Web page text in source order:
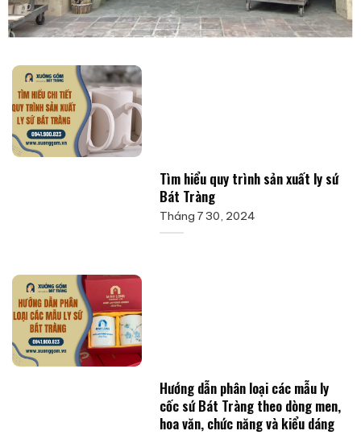
Tìm hiểu quy trình sản xuất ly sứ
Bát Tràng
Tháng 7 30, 2024
Hướng dẫn phân loại các mẫu ly
cốc sứ Bát Tràng theo dòng men,
hoa văn, chức năng và kiểu dáng